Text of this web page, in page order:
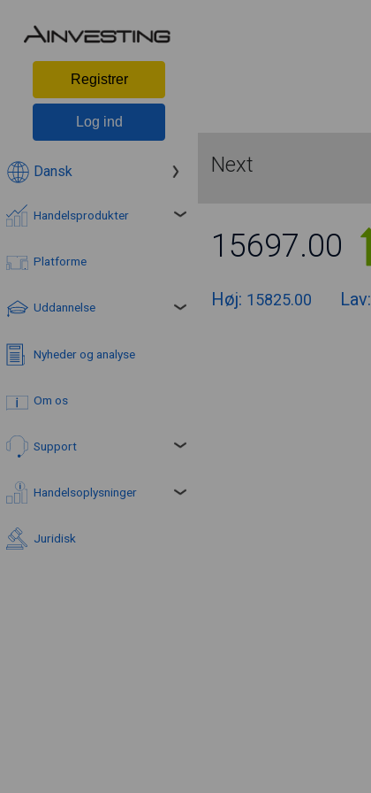
Registrer
Log ind
Dansk
Handelsprodukter
Platforme
Uddannelse
Nyheder og analyse
Om os
Support
Handelsoplysninger
Juridisk
Next
15697.00
Høj: 15825.00 Lav: